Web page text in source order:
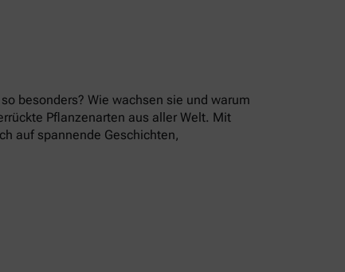
besonders? Wie wachsen sie und warum
Pflanzenarten aus aller Welt. Mit
auf spannende Geschichten,